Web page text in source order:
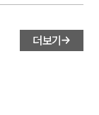
더보기